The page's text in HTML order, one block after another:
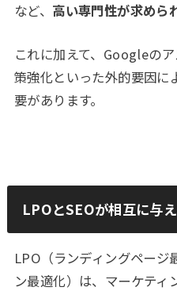
など、 高い専門性が求めら
これに加えて、Googleの
策強化といった外的要因に
要があります。
LPOとSEOが相互に与
LPO（ランディングページ
ン最適化）は、マーケテ